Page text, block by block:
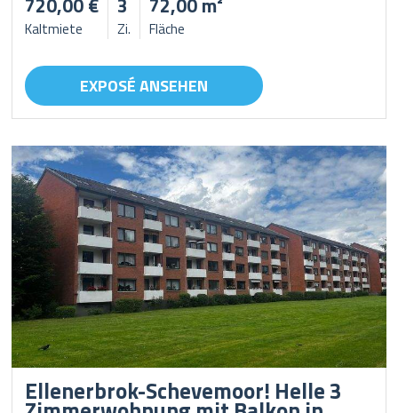
Kaltmiete Zi. Fläche
EXPOSÉ ANSEHEN
Ellenerbrok-Schevemoor! Helle 3